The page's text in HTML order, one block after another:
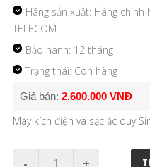
Hãng sản xuất: Hàng chính
TELECOM
Bảo hành: 12 tháng
Trạng thái: Còn hàng
Giá bán: 2.600.000 VNĐ
Máy kích điện và sạc ắc quy